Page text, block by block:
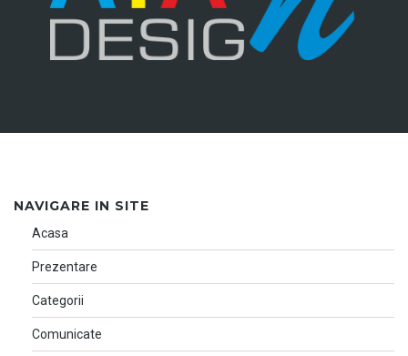
NAVIGARE IN SITE
Acasa
Prezentare
Categorii
Comunicate